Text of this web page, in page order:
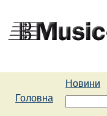
Новини
Головна